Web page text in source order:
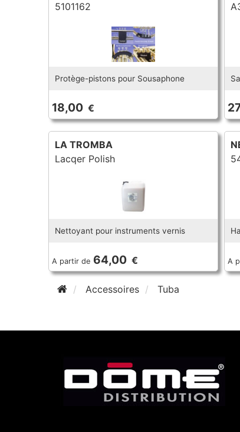
5101162
Protège-pistons pour Sousaphone
18,00 €
LA TROMBA
Lacqer Polish
Nettoyant pour instruments vernis
A partir de 64,00 € A
Accessoires Tuba